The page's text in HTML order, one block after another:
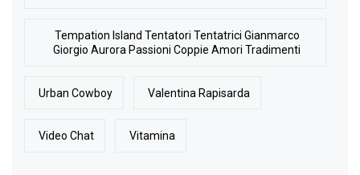
Tempation Island Tentatori Tentatrici Gianmarco
Giorgio Aurora Passioni Coppie Amori Tradimenti
Urban Cowboy Valentina Rapisarda
Video Chat Vitamina